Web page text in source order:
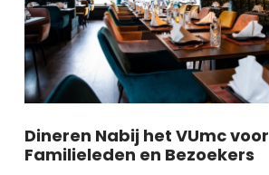
Dineren Nabij het VUmc voor
Familieleden en Bezoekers